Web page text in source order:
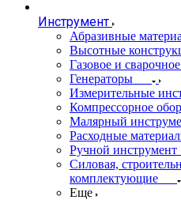
Инструмент
Абразивные
Высотные
Газовое и
Генераторы
Измерительные
Компрессорное
Малярный
Расходные
Ручной инструмент
Силовая,
комплектующие
Еще